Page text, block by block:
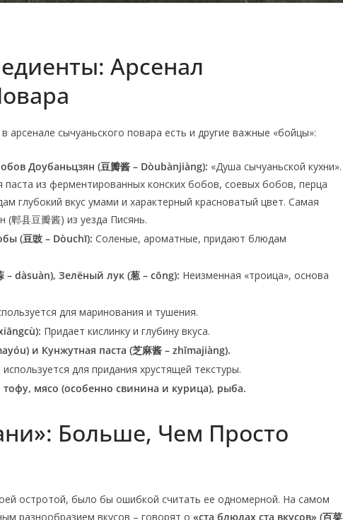
Арсенал
арсенале сычуаньского повара есть и другие важные «бойцы»:
Доубаньцзян (豆瓣酱 – Dòubànjiàng): «Душа сычуаньской кухни».
паста из ферментированных конских бобов, соевых бобов, перца
глубокий вкус умами и характерный красноватый цвет. Самая
(郫县豆瓣酱) из уезда Писянь.
(豆豉 – Dòuchǐ): Соленые, ароматные, придают блюдам
– dàsuàn), Зелёный лук (葱 – cōng): Неизменная «троица», основа
для маринования и тушения.
Придает кислинку и глубину вкуса.
и Кунжутная паста (芝麻酱 – zhīmajiàng).
для придания хрустящей текстуры.
мясо (особенно свинина и курица), рыба.
Больше, Чем Просто
остротой, было бы ошибкой считать ее одномерной. На самом
разнообразием вкусов – говорят о «ста блюдах ста вкусов» (百菜